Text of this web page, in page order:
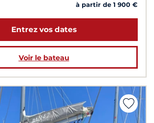
à partir de 1 900 €
Entrez vos dates
Voir le bateau